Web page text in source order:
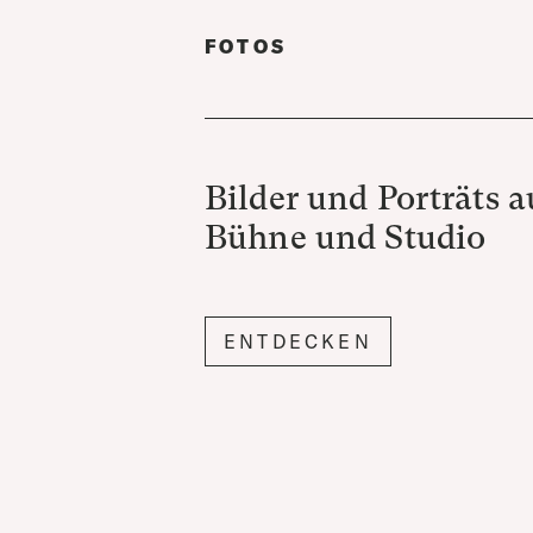
FOTOS
Bilder und Porträts
Bühne und Studio
ENTDECKEN